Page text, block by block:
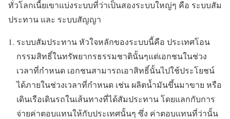
ทั่วโลกเนี้ยเขาแบ่งระบบที่ว่าเป็นสองระบบใหญ่ๆ คือ ระบบสัม
ประทาน และ ระบบสัญญา
ระบบสัมประทาน หัวใจหลักของระบบนี้คือ ประเทศโอน
กรรมสิทธิ์ในทรัพยากรธรรมชาตินั้นๆแต่เอกชนในช่วง
เวลาที่กำหนด เอกชนสามารถเอาสิทธิ์นั้นไปใช้ประโยชน์
ได้ภายในช่วงเวลาที่กำหนด เช่น ผลิตน้ำมันขึ้นมาขาย หรือ
เดินเรือเดินรถในเส้นทางที่ได้สัมประทาน โดยแลกกับการ
จ่ายค่าตอบแทนให้กับประเทศนั้นๆ ซึ่ง ค่าตอบแทนที่ว่านั้น